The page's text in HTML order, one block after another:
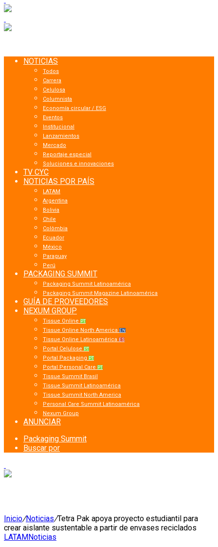
NOTICIAS
Todos
Carrera
Celulosa
Columnista
Economía circular / ESG
Eventos
Institucional
Lanzamientos
Mercado
Reportaje especial
Soluciones e innovaciones
TV CYC
NOTICIAS POR PAÍS
LATAM
Argentina
Bolivia
Chile
Colômbia
Ecuador
México
Paraguay
Perú
PACKAGING SUMMIT
Packaging Summit Latinoamérica
Packaging Summit Magazine Latinoamérica
GUÍA DE PROVEEDORES
NEXUM GROUP
Tissue Online PT
Tissue Online North America EN
Tissue Online Latinoamérica ES
Portal Celulose PT
Portal Packaging PT
Portal Personal Care PT
Tissue Summit Brasil
Tissue Summit Latinoamérica
Tissue Summit North America
Personal Care Summit Latinoamérica
Nexum Group
ANUNCIAR
Packaging Summit
Buscar por
Inicio/Noticias/Tetra Pak apoya proyecto estudiantil para
crear aislante sustentable a partir de envases reciclados
LATAMNoticias